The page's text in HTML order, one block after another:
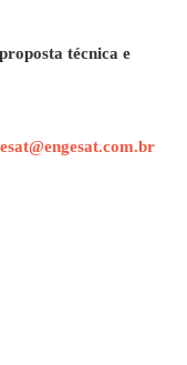
proposta técnica e